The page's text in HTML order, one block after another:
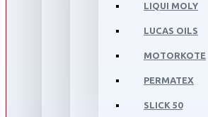
LIQUI MOLY
LUCAS OILS
MOTORKOTE
PERMATEX
SLICK 50